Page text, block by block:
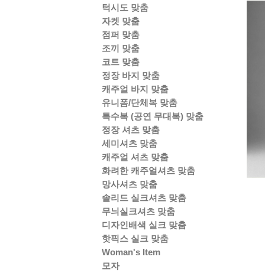
턱시도 맞춤
자켓 맞춤
점퍼 맞춤
조끼 맞춤
코트 맞춤
정장 바지 맞춤
캐주얼 바지 맞춤
유니폼/단체복 맞춤
특수복 (공연 무대복) 맞춤
정장 셔츠 맞춤
세미셔츠 맞춤
캐주얼 셔츠 맞춤
화려한 캐주얼셔츠 맞춤
망사셔츠 맞춤
솔리드 실크셔츠 맞춤
무늬실크셔츠 맞춤
디자인배색 실크 맞춤
핫픽스 실크 맞춤
Woman's Item
모자